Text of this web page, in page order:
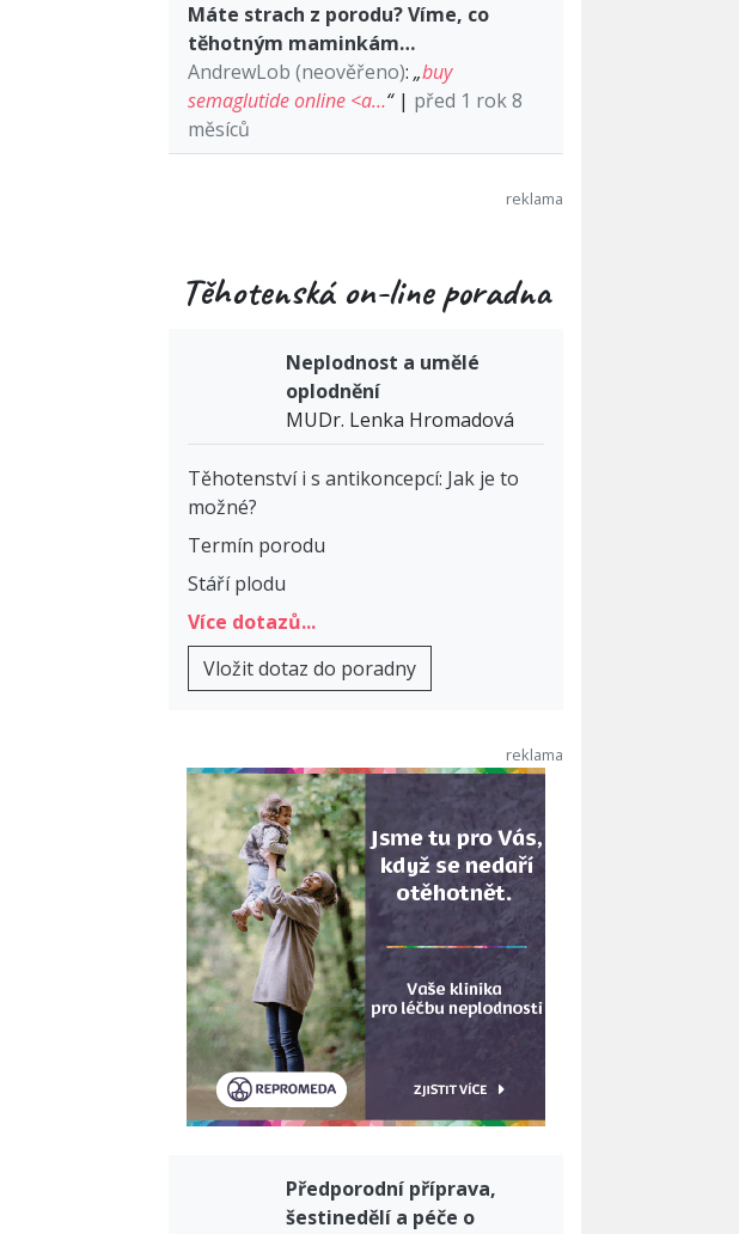
Máte strach z porodu? Víme, co
těhotným maminkám…
AndrewLob (neověřeno): „buy
semaglutide online <a…“| před 1 rok 8
měsíců
Těhotenská on-line poradna
Neplodnost a umělé
oplodnění
MUDr. Lenka Hromadová
Těhotenství i s antikoncepcí: Jak je to
možné?
Termín porodu
Stáří plodu
Více dotazů...
Vložit dotaz do poradny
Předporodní příprava,
šestinedělí a péče o